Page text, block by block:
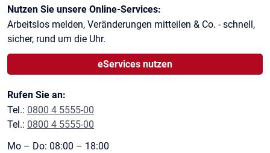
Kontaktinformationen
Nutzen Sie unsere Online-Services:
Arbeitslos melden, Veränderungen mitteilen & Co. - schnell,
sicher, rund um die Uhr.
eServices nutzen
Rufen Sie an:
Tel.: 0800 4 5555-00
Tel.: 0800 4 5555-00
Mo – Do: 08:00 – 18:00